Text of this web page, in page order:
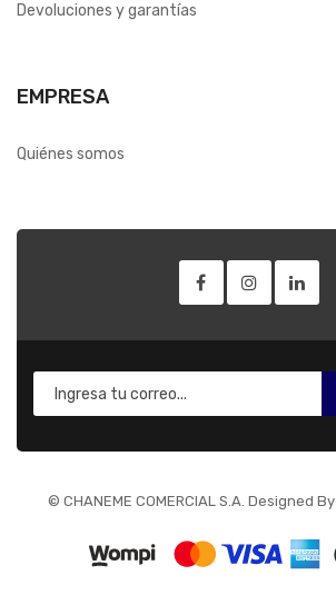
Devoluciones y garantías
EMPRESA
Quiénes somos
© CHANEME COMERCIAL S.A. Designed By